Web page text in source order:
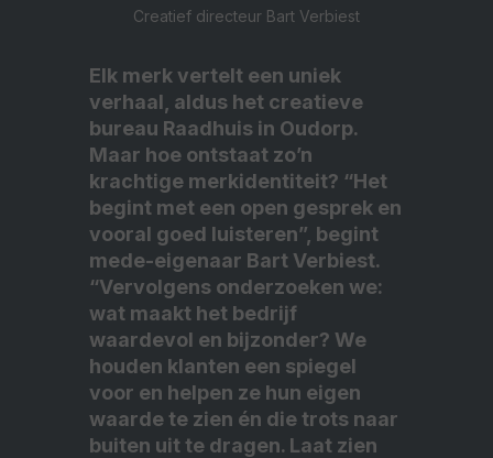
Creatief directeur Bart Verbiest
Elk merk vertelt een uniek
verhaal, aldus het creatieve
bureau Raadhuis in Oudorp.
Maar hoe ontstaat zo’n
krachtige merkidentiteit? “Het
begint met een open gesprek en
vooral goed luisteren”, begint
mede-eigenaar Bart Verbiest.
“Vervolgens onderzoeken we:
wat maakt het bedrijf
waardevol en bijzonder? We
houden klanten een spiegel
voor en helpen ze hun eigen
waarde te zien én die trots naar
buiten uit te dragen. Laat zien